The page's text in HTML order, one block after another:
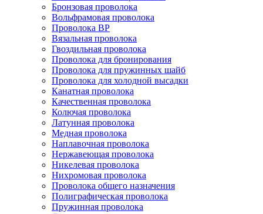
Бронзовая проволока
Вольфрамовая проволока
Проволока ВР
Вязальная проволока
Гвоздильная проволока
Проволока для бронирования
Проволока для пружинных шайб
Проволока для холодной высадки
Канатная проволока
Качественная проволока
Колючая проволока
Латунная проволока
Медная проволока
Наплавочная проволока
Нержавеющая проволока
Никелевая проволока
Нихромовая проволока
Проволока общего назначения
Полиграфическая проволока
Пружинная проволока